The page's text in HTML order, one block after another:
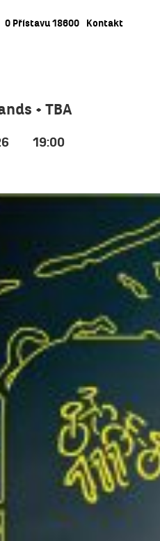
O Přístavu 18600 Kontakt
+ TBA
19:00